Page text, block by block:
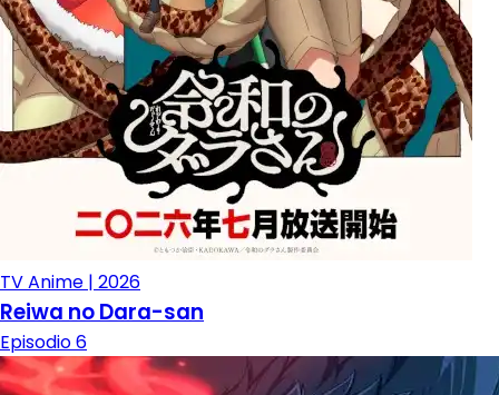
TV Anime | 2026
Reiwa no Dara-san
Episodio 6